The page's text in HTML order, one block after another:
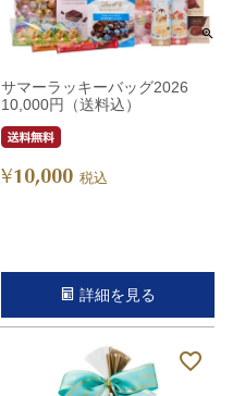
サマーラッキーバッグ2026
10,000円（送料込）
¥10,000 税込
詳細を見る